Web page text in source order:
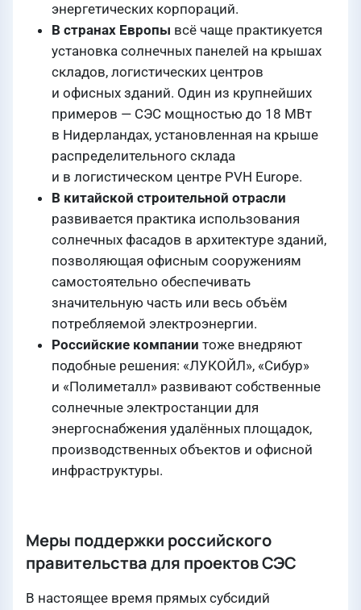
энергетических корпораций.
В странах Европы всё чаще практикуется
установка солнечных панелей на крышах
складов, логистических центров
и офисных зданий. Один из крупнейших
примеров — СЭС мощностью до 18 МВт
в Нидерландах, установленная на крыше
распределительного склада
и в логистическом центре PVH Europe.
В китайской строительной отрасли
развивается практика использования
солнечных фасадов в архитектуре зданий,
позволяющая офисным сооружениям
самостоятельно обеспечивать
значительную часть или весь объём
потребляемой электроэнергии.
Российские компании тоже внедряют
подобные решения: «ЛУКОЙЛ», «Сибур»
и «Полиметалл» развивают собственные
солнечные электростанции для
энергоснабжения удалённых площадок,
производственных объектов и офисной
инфраструктуры.
Меры поддержки российского
правительства для проектов СЭС
В настоящее время прямых субсидий